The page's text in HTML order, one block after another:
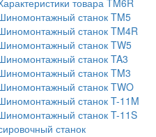
товара TM6R
станок TM5
станок TM4R
станок TW5
станок TA3
станок TM3
станок TWO
станок T-11M
станок T-11S
станок